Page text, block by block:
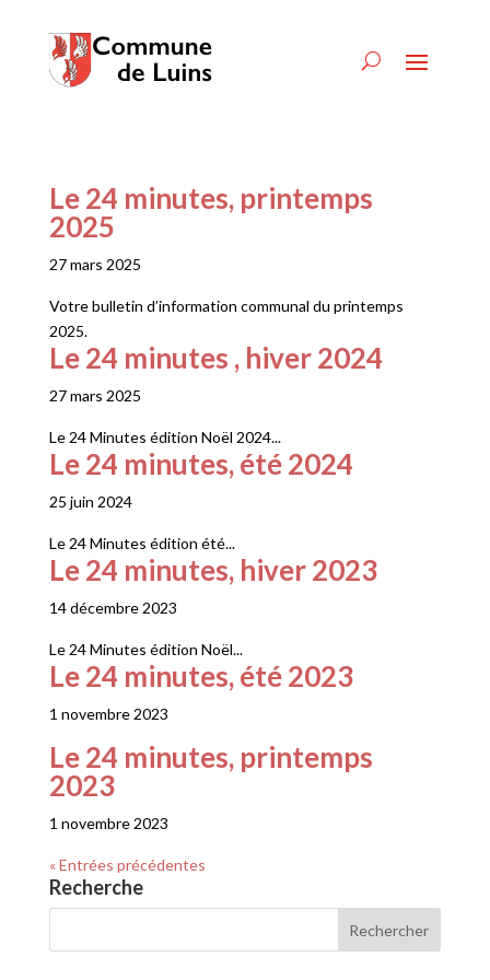
Le 24 minutes, printemps
2025
27 mars 2025
Votre bulletin d’information communal du printemps
2025.
Le 24 minutes , hiver 2024
27 mars 2025
Le 24 Minutes édition Noël 2024...
Le 24 minutes, été 2024
25 juin 2024
Le 24 Minutes édition été...
Le 24 minutes, hiver 2023
14 décembre 2023
Le 24 Minutes édition Noël...
Le 24 minutes, été 2023
1 novembre 2023
Le 24 minutes, printemps
2023
1 novembre 2023
« Entrées précédentes
Recherche